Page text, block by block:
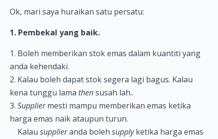
Ok, mari saya huraikan satu persatu:
1. Pembekal yang baik.
1. Boleh memberikan stok emas dalam kuantiti yang
anda kehendaki.
2. Kalau boleh dapat stok segera lagi bagus. Kalau
kena tunggu lama thensusah lah..
3. Suppliermesti mampu memberikan emas ketika
harga emas naik ataupun turun.
Kalau supplieranda boleh supplyketika harga emas